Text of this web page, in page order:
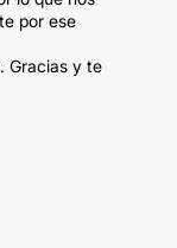
por ese
Gracias y te